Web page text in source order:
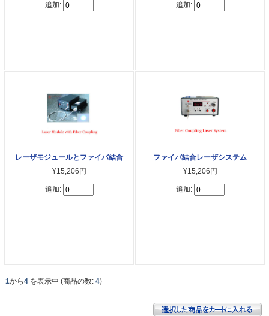
追加: 追加:
レーザモジュールとファイバ結合
¥15,206円
追加:
ファイバ結合レーザシステム
¥15,206円
追加:
1から4 を表示中 (商品の数: 4)